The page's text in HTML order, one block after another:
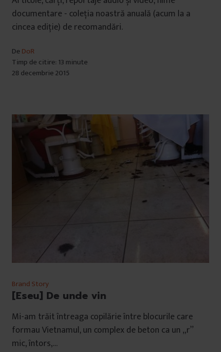
documentare - coleția noastră anuală (acum la a
cincea ediție) de recomandări.
De DoR
Timp de citire: 13 minute
28 decembrie 2015
Brand Story
[Eseu] De unde vin
Mi-am trăit întreaga copilărie între blocurile care
formau Vietnamul, un complex de beton ca un „r”
mic, întors,…